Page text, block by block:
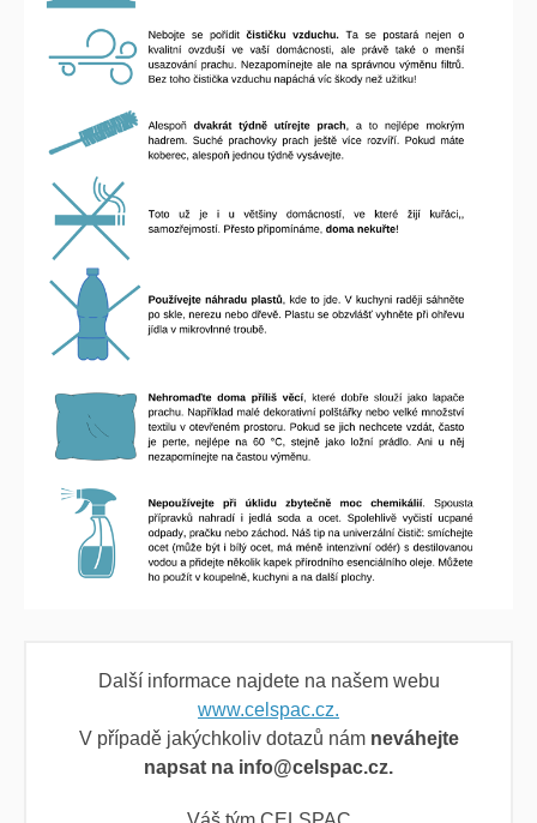
Další informace najdete na našem webu
www.celspac.cz.
V případě jakýchkoliv dotazů nám neváhejte
napsat na info@celspac.cz.